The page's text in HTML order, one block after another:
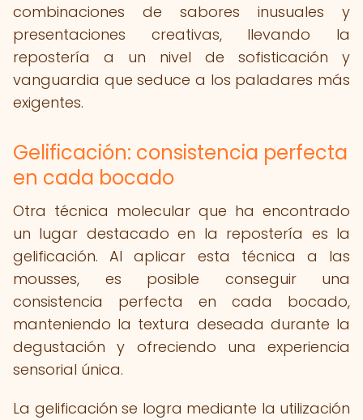
combinaciones de sabores inusuales y
presentaciones creativas, llevando la
repostería a un nivel de sofisticación y
vanguardia que seduce a los paladares más
exigentes.
Gelificación: consistencia perfecta
en cada bocado
Otra técnica molecular que ha encontrado
un lugar destacado en la repostería es la
gelificación. Al aplicar esta técnica a las
mousses, es posible conseguir una
consistencia perfecta en cada bocado,
manteniendo la textura deseada durante la
degustación y ofreciendo una experiencia
sensorial única.
La gelificación se logra mediante la utilización